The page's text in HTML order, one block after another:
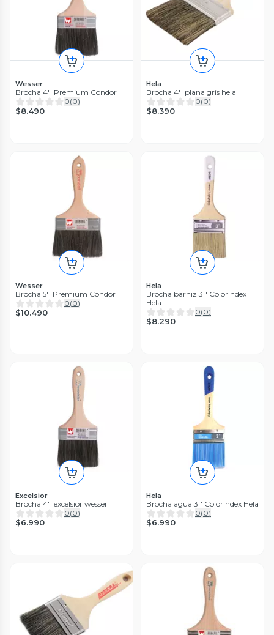
Wesser
Brocha 4'' Premium Condor
0(0)
$8.490
Hela
Brocha 4'' plana gris hela
0(0)
$8.390
Wesser
Brocha 5'' Premium Condor
0(0)
$10.490
Hela
Brocha barniz 3'' Colorindex
Hela
0(0)
$8.290
Excelsior
Brocha 4'' excelsior wesser
0(0)
$6.990
Hela
Brocha agua 3'' Colorindex Hela
0(0)
$6.990